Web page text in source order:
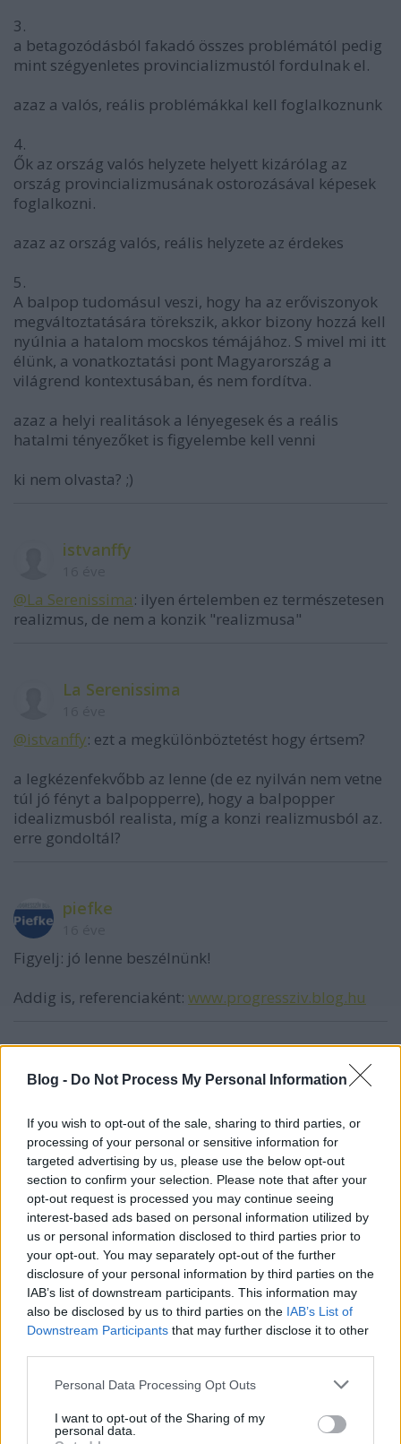
Blog - Do Not Process My Personal Information
If you wish to opt-out of the sale, sharing to third parties, or
processing of your personal or sensitive information for
targeted advertising by us, please use the below opt-out
section to confirm your selection. Please note that after your
opt-out request is processed you may continue seeing
interest-based ads based on personal information utilized by
us or personal information disclosed to third parties prior to
your opt-out. You may separately opt-out of the further
disclosure of your personal information by third parties on the
IAB’s list of downstream participants. This information may
also be disclosed by us to third parties on the IAB’s List of
Downstream Participants that may further disclose it to other
Please note that this website/app uses one or more Google
not limited to your visit or usage behaviour. You may click to
grant or deny consent to Google and its third-party tags to
Personal Data Processing Opt Outs
I want to opt-out of the Sharing of my
personal data.
3.
a betagozódásból fakadó összes problémától pedig
mint szégyenletes provincializmustól fordulnak el.
azaz a valós, reális problémákkal kell foglalkoznunk
4.
Ők az ország valós helyzete helyett kizárólag az
ország provincializmusának ostorozásával képesek
foglalkozni.
azaz az ország valós, reális helyzete az érdekes
5.
A balpop tudomásul veszi, hogy ha az erőviszonyok
megváltoztatására törekszik, akkor bizony hozzá kell
nyúlnia a hatalom mocskos témájához. S mivel mi itt
élünk, a vonatkoztatási pont Magyarország a
világrend kontextusában, és nem fordítva.
azaz a helyi realitások a lényegesek és a reális
hatalmi tényezőket is figyelembe kell venni
ki nem olvasta? ;)
istvanffy
@La Serenissima: ilyen értelemben ez természetesen
realizmus, de nem a konzik "realizmusa"
La Serenissima
@istvanffy: ezt a megkülönböztetést hogy értsem?
a legkézenfekvőbb az lenne (de ez nyilván nem vetne
túl jó fényt a balpopperre), hogy a balpopper
idealizmusból realista, míg a konzi realizmusból az.
erre gondoltál?
piefke
Figyelj: jó lenne beszélnünk!
Addig is, referenciaként: www.progressziv.blog.hu
16 éve
Rendben. És mi az oka annak, hogy ez a vélemény
hátul marad, a terem sarkában és oldalán?
16 éve
"Egy ilyen baloldalnak nem lehet köze ahhoz
a liberális-européer értelmiségi baloldalisághoz
sem, ami a Nyugathoz való felemelkedést úgy
képzeli el, hogy sürgősen elfelejtjük a helyi, közös
magyar történetünket. A magyar balliberálisok a
jelenlegi világrendbe való betagozódást a
liberalizmus elvi értékeihez való felemelkedésként
élik meg, a betagozódásból fakadó összes
problémától pedig mint szégyenletes
provincializmustól fordulnak el."